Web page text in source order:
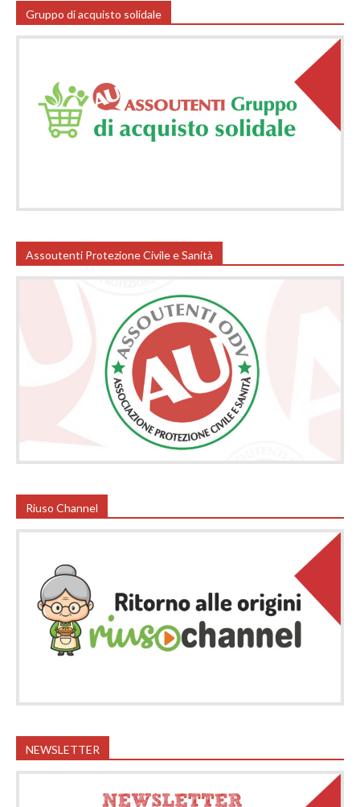
Gruppo di acquisto solidale
Assoutenti Protezione Civile e Sanità
Riuso Channel
NEWSLETTER